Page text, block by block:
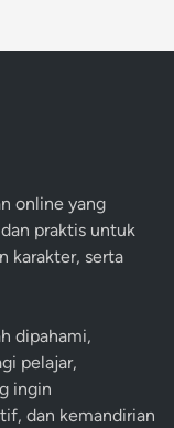
online yang
praktis untuk
karakter, serta
dipahami,
pelajar,
ingin
dan kemandirian